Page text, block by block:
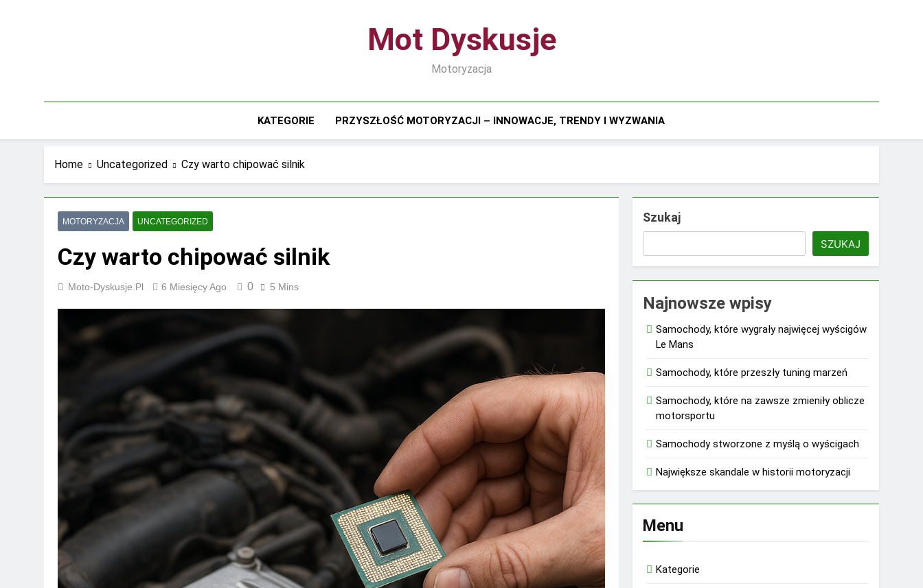
Mot Dyskusje
Motoryzacja
KATEGORIE PRZYSZŁOŚĆ MOTORYZACJI – INNOWACJE, TRENDY I WYZWANIA
Home Uncategorized Czy warto chipować silnik
MOTORYZACJA UNCATEGORIZED
Czy warto chipować silnik
Moto-Dyskusje.pl 6 Miesięcy Ago 0 5 Mins
Szukaj
SZUKAJ
Najnowsze wpisy
Samochody, które wygrały najwięcej wyścigów
Le Mans
Samochody, które przeszły tuning marzeń
Samochody, które na zawsze zmieniły oblicze
motorsportu
Samochody stworzone z myślą o wyścigach
Największe skandale w historii motoryzacji
Menu
Kategorie